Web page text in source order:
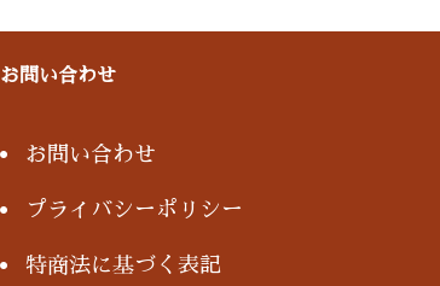
お問い合わせ
お問い合わせ
プライバシーポリシー
特商法に基づく表記